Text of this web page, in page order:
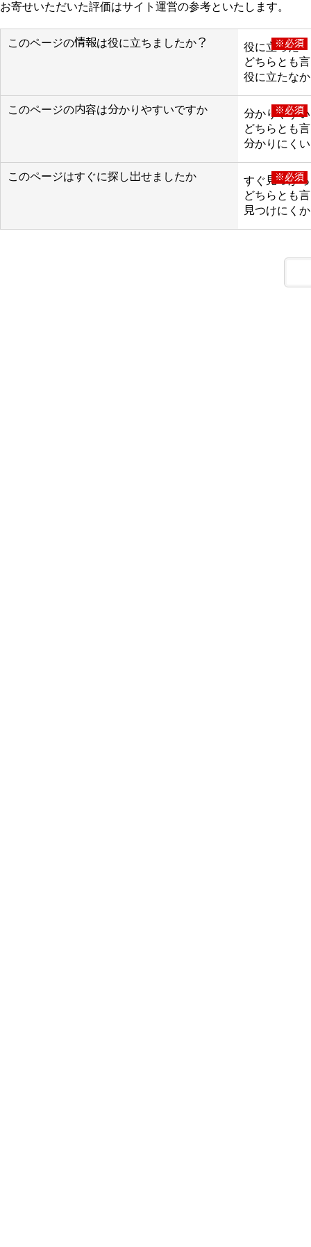
お寄せいただいた評価はサイト運営の参考といたします。
このページの情報は役に立ちましたか？ ※必須
役に立った
どちらとも
役に立たな
このページの内容は分かりやすいですか ※必須
分かりやすい
どちらとも
分かりにくい
このページはすぐに探し出せましたか ※必須
すぐ見つか
どちらとも
見つけにく